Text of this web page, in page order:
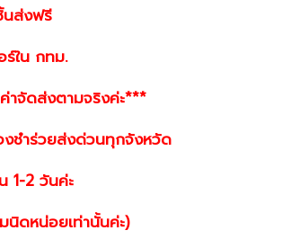
ส่งฟรี
ร์ใน กทม.
าจัดส่งตามจริงค่ะ***
ชำร่วยส่งด่วนทุกจังหวัด
1-2 วันค่ะ
นิดหน่อยเท่านั้นค่ะ)